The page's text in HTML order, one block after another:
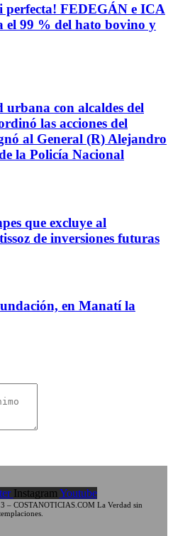
perfecta! FEDEGÁN e ICA
el 99 % del hato bovino y
urbana con alcaldes del
las acciones del
al General (R) Alejandro
la Policía Nacional
que excluye al
de inversiones futuras
en Manatí la
Instagram Youtube
– COSTANOTICIAS.COM La Verdad sin